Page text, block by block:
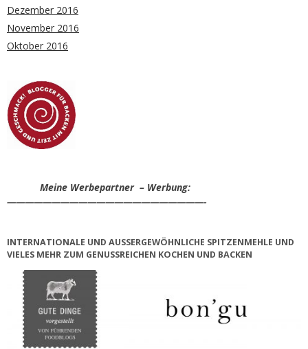
Dezember 2016
November 2016
Oktober 2016
Meine Werbepartner – Werbung:
——————————————————————-
INTERNATIONALE UND AUSSERGEWÖHNLICHE SPITZENMEHLE UND V
IELES MEHR ZUM GENUSSREICHEN KOCHEN UND BACKEN